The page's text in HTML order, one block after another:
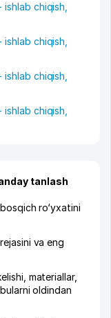
chiqish,
chiqish,
chiqish,
chiqish,
tanlash
ro‘yxatini
va eng
materiallar,
oldindan